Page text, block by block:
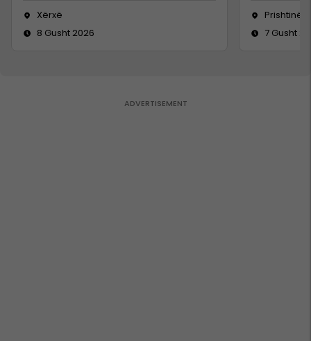
Xërxë
8 Gusht 2026
Prishtinë
7 Gusht